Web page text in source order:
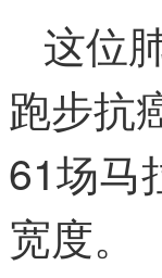
这位
跑步抗
61场马
宽度。